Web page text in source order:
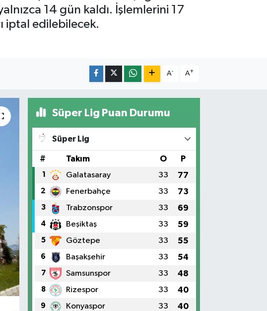
14 gün kaldı. İşlemlerini 17
iptal edilebilecek.
A- A+
Süper Lig Puan Durumu
Süper Lig
# Takım O P
1 Galatasaray 33 77
2 Fenerbahçe 33 73
3 Trabzonspor 33 69
4 Beşiktaş 33 59
5 Göztepe 33 55
6 Başakşehir 33 54
7 Samsunspor 33 48
8 Rizespor 33 40
9 Konyaspor 33 40